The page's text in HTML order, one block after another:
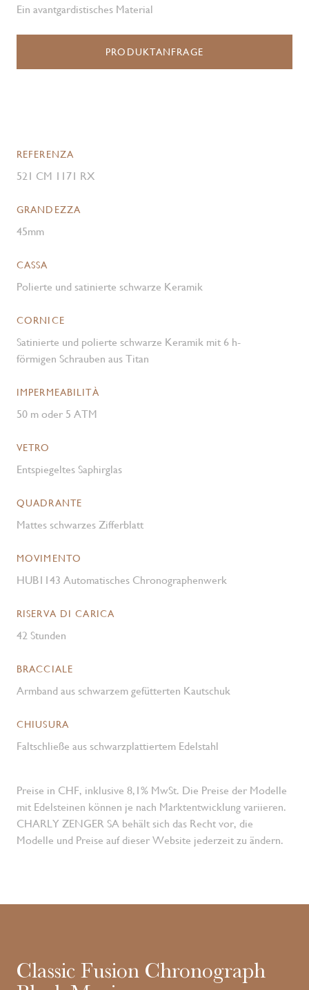
Ein avantgardistisches Material
PRODUKTANFRAGE
REFERENZA
521 CM 1171 RX
GRANDEZZA
45mm
CASSA
Polierte und satinierte schwarze Keramik
CORNICE
Satinierte und polierte schwarze Keramik mit 6 h-
förmigen Schrauben aus Titan
IMPERMEABILITÀ
50 m oder 5 ATM
VETRO
Entspiegeltes Saphirglas
QUADRANTE
Mattes schwarzes Zifferblatt
MOVIMENTO
HUB1143 Automatisches Chronographenwerk
RISERVA DI CARICA
42 Stunden
BRACCIALE
Armband aus schwarzem gefütterten Kautschuk
CHIUSURA
Faltschließe aus schwarzplattiertem Edelstahl
Preise in CHF, inklusive 8,1% MwSt. Die Preise der Modelle
mit Edelsteinen können je nach Marktentwicklung variieren.
CHARLY ZENGER SA behält sich das Recht vor, die
Modelle und Preise auf dieser Website jederzeit zu ändern.
Classic Fusion Chronograph